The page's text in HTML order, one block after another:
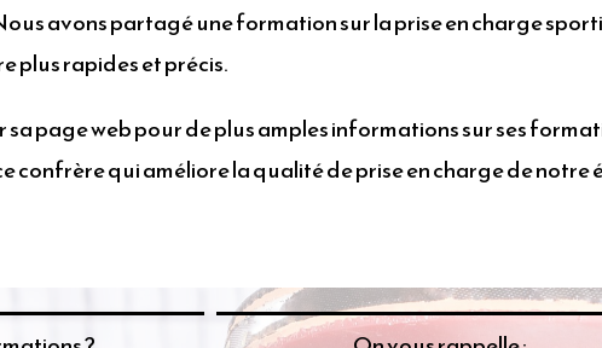
avons partagé une formation sur la prise en charge
plus rapides et précis.
sa page web pour de plus amples informations sur ses
confrère qui améliore la qualité de prise en charge de notre